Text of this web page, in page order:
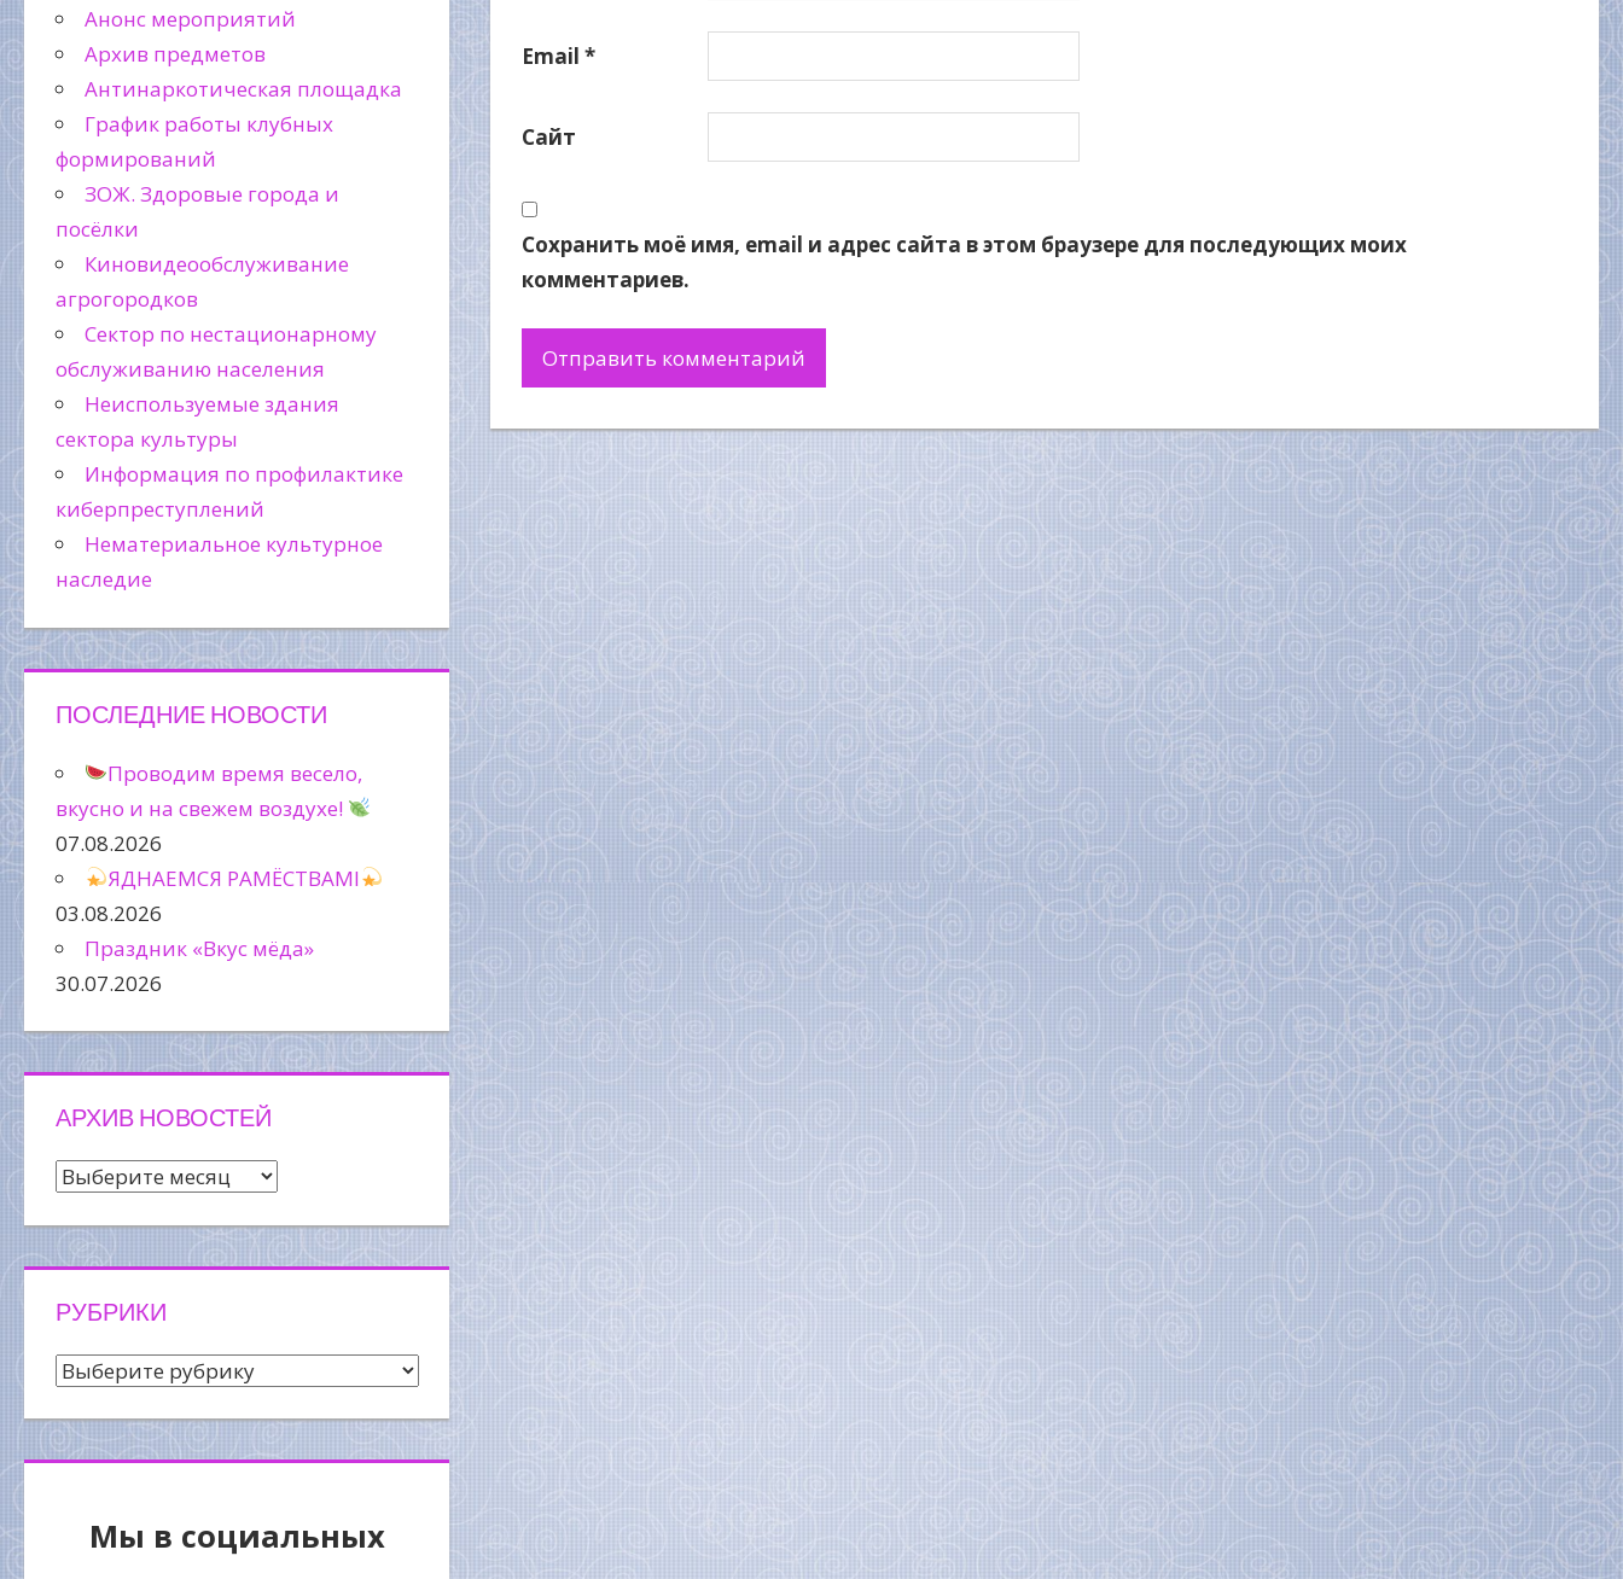
Email *
Сайт
Сохранить моё имя, email и адрес сайта в этом браузере для последующих моих
комментариев.
Анонс мероприятий
Архив предметов
Антинаркотическая площадка
График работы клубных
формирований
ЗОЖ. Здоровые города и
посёлки
Киновидеообслуживание
агрогородков
Сектор по нестационарному
обслуживанию населения
Неиспользуемые здания
сектора культуры
Информация по профилактике
киберпреступлений
Нематериальное культурное
наследие
ПОСЛЕДНИЕ НОВОСТИ
Проводим время весело,
вкусно и на свежем воздухе!
07.08.2026
ЯДНАЕМСЯ РАМЁСТВАМІ
03.08.2026
Праздник «Вкус мёда»
30.07.2026
АРХИВ НОВОСТЕЙ
Архив
РУБРИКИ
Рубрики
Мы в социальных